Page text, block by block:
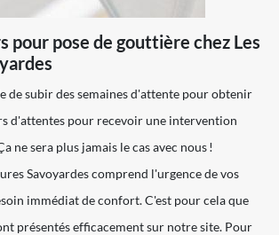
pour pose de gouttière chez Les
de subir des semaines d'attente pour obtenir
d'attentes pour recevoir une intervention
ne sera plus jamais le cas avec nous !
Savoyardes comprend l'urgence de vos
immédiat de confort. C'est pour cela que
présentés efficacement sur notre site. Pour